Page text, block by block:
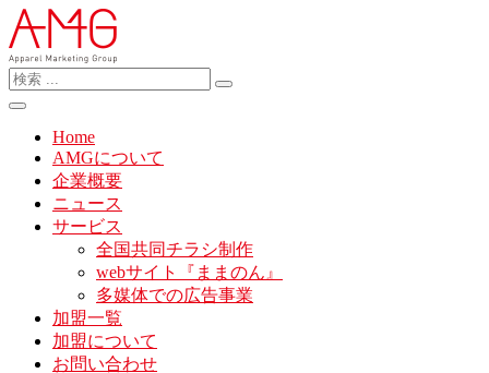
Home
AMGについて
企業概要
ニュース
サービス
全国共同チラシ制作
webサイト『ままのん』
多媒体での広告事業
加盟一覧
加盟について
お問い合わせ